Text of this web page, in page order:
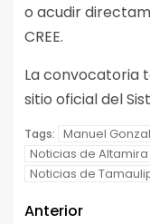
o acudir
CREE.
La convocatoria
sitio oficial del
Tags: Manuel
Noticias de Altamira
Noticias de
Anterior